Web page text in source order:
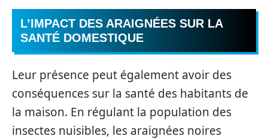
L’IMPACT DES ARAIGNÉES SUR LA
SANTÉ DOMESTIQUE
Leur présence peut également avoir des
conséquences sur la santé des habitants de
la maison. En régulant la population des
insectes nuisibles, les araignées noires